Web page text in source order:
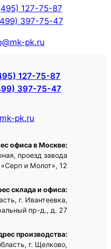
127-75-87
397-75-47
pk.ru
127-75-87
397-75-47
pk.ru
офиса в Москве:
проезд завода
«Серп и Молот», 12
склада и офиса:
г. Ивантеевка,
пр-д., д. 27
производства:
г. Щелково,